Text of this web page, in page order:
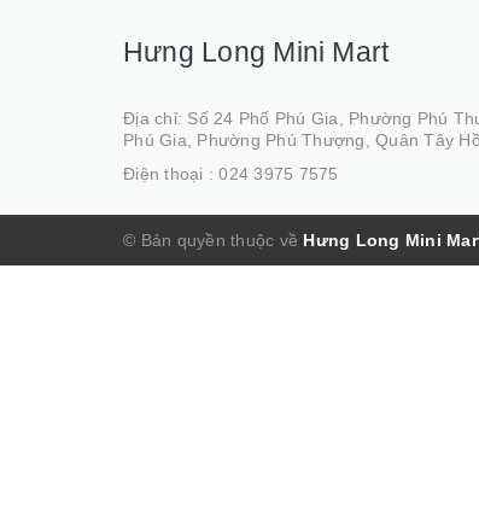
Hưng Long Mini Mart
Địa chỉ: Số 24 Phố Phú Gia, Phường Phú
Phú Gia, Phường Phú Thượng, Quân Tây
Điện thoại :024 3975 7575
© Bản quyền thuộc về Hưng Long Mini